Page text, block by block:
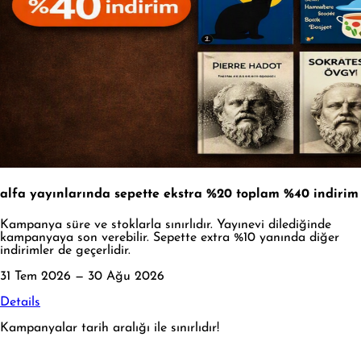
alfa yayınlarında sepette ekstra %20 toplam %40 indirim
Kampanya süre ve stoklarla sınırlıdır. Yayınevi dilediğinde
kampanyaya son verebilir. Sepette extra %10 yanında diğer
indirimler de geçerlidir.
31 Tem 2026 — 30 Ağu 2026
Details
Kampanyalar tarih aralığı ile sınırlıdır!